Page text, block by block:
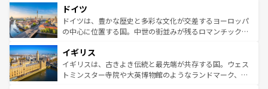
の城塞都市、穏やかなビーチリゾートまで多彩な表情を見
せる。地方によって風土や気候が異なるスペインはその個
性で訪れる人を魅了する。 なお、新着のスペイン情報はコ
で、幅広い魅力が詰まっている。華麗な宮殿、歴史的な大
聖堂、美しいビーチ、そして豊かな自然が、訪れる者を心
から魅了する。また、フランスは美食の国としても知ら
いる。シャンパンの発祥地であるランス、プロヴァンスの
香り高いラベンダー畑など、多彩な楽しみ方が可能だ。さ
らに、パリ以外の地域にも魅力が溢れており、どの街角に
ドイツ
ドイツは、豊かな歴史と多彩な文化が交差するヨーロッパ
の中心に位置する国。中世の街並みが残るロマンチック街
顔を持つこの国は、どこを歩いても飽きることがない。ベ
ルリンの文化的活気、バイエルン州のアルプスの絶景、そ
してライン川沿いのワイン畑といった風景は必見。ビール
イギリス
イギリスは、古きよき伝統と最先端が共存する国。ウェス
トミンスター寺院や大英博物館のようなランドマーク、歴